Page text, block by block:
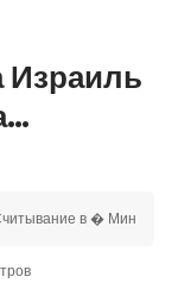
Израиль
в � Мин